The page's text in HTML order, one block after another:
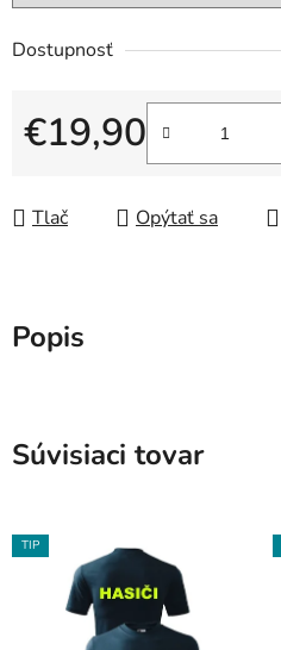
Dostupnosť
€19,90
Jednotková cena:
Tlač Opýtať sa
Popis
Súvisiaci tovar
TIP